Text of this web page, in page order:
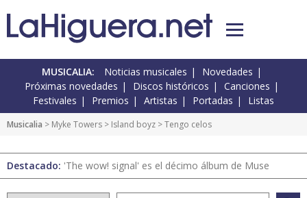
MUSICALIA: Noticias musicales
Novedades
Próximas novedades
Discos históricos
Canciones
Festivales
Premios Artistas Portadas Listas
Musicalia > Myke Towers > Island boyz > Tengo celos
Destacado: 'The wow! signal' es el décimo álbum de Muse